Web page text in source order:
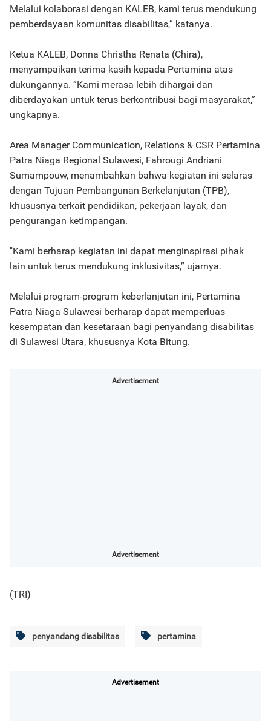
Melalui kolaborasi dengan KALEB, kami terus mendukung
pemberdayaan komunitas disabilitas,” katanya.
Ketua KALEB, Donna Christha Renata (Chira),
menyampaikan terima kasih kepada Pertamina atas
dukungannya. “Kami merasa lebih dihargai dan
diberdayakan untuk terus berkontribusi bagi masyarakat,”
ungkapnya.
Area Manager Communication, Relations & CSR Pertamina
Patra Niaga Regional Sulawesi, Fahrougi Andriani
Sumampouw, menambahkan bahwa kegiatan ini selaras
dengan Tujuan Pembangunan Berkelanjutan (TPB),
khususnya terkait pendidikan, pekerjaan layak, dan
pengurangan ketimpangan.
"Kami berharap kegiatan ini dapat menginspirasi pihak
lain untuk terus mendukung inklusivitas,” ujarnya.
Melalui program-program keberlanjutan ini, Pertamina
Patra Niaga Sulawesi berharap dapat memperluas
kesempatan dan kesetaraan bagi penyandang disabilitas
di Sulawesi Utara, khususnya Kota Bitung.
Advertisement
Advertisement
(TRI)
penyandang disabilitas pertamina
Advertisement